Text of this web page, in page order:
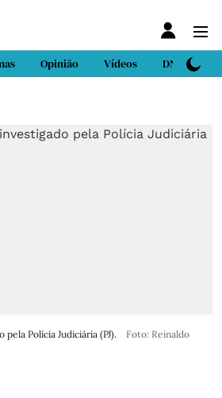
Opinião Vídeos DN Sport
Polícia Judiciária (PJ).
Foto: Reinaldo